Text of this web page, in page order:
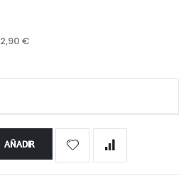
2,90 €
AÑADIR